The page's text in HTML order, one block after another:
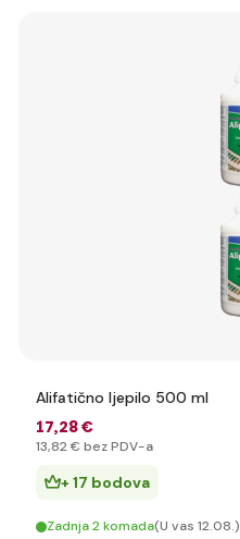
Alifatično ljepilo 500 ml
17,28 €
13,82 € bez PDV-a
+ 17 bodova
Zadnja 2 komada(U vas 12.08.)